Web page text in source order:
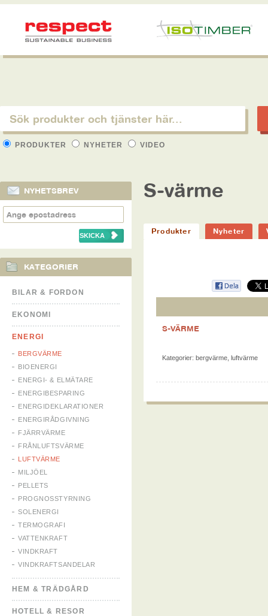
PRODUKTER NYHETER VIDEO
NYHETSBREV
KATEGORIER
BILAR & FORDON
EKONOMI
ENERGI
BERGVÄRME
BIOENERGI
ENERGI- & ELMÄTARE
ENERGIBESPARING
ENERGIDEKLARATIONER
ENERGIRÅDGIVNING
FJÄRRVÄRME
FRÅNLUFTSVÄRME
LUFTVÄRME
MILJÖEL
PELLETS
PROGNOSSTYRNING
SOLENERGI
TERMOGRAFI
VATTENKRAFT
VINDKRAFT
VINDKRAFTSANDELAR
HEM & TRÄDGÅRD
HOTELL & RESOR
S-värme
Produkter Nyheter
S-VÄRME
Kategorier: bergvärme luftvärme